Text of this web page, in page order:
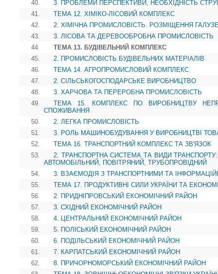
40.
3. ПРОБЛЕМИ ПЕРСПЕКТИВИ, НЕОБХІДНІСТЬ
41.
ТЕМА 12. ХІМІКО-ЛІСОВИЙ КОМПЛЕКС
42.
2. ХІМІЧНА ПРОМИСЛОВІСТЬ. РОЗМІЩЕННЯ
43.
3. ЛІСОВА ТА ДЕРЕВООБРОБНА ПРОМИСЛОВІСТЬ
44.
ТЕМА 13. БУДІВЕЛЬНИЙ КОМПЛЕКС
45.
2. ПРОМИСЛОВІСТЬ БУДІВЕЛЬНИХ МАТЕРІАЛІВ
46.
ТЕМА 14. АГРОПРОМИСЛОВИЙ КОМПЛЕКС
47.
2. СІЛЬСЬКОГОСПОДАРСЬКЕ ВИРОБНИЦТВО
48.
3. ХАРЧОВА ТА ПЕРЕРОБНА ПРОМИСЛОВІСТЬ
49.
ТЕМА 15. КОМПЛЕКС ПО ВИРОБНИЦТВУ
СПОЖИВАННЯ
50.
2. ЛЕГКА ПРОМИСЛОВІСТЬ
51.
3. РОЛЬ МАШИНОБУДУВАННЯ У ВИРОБНИЦТВІ
52.
ТЕМА 16. ТРАНСПОРТНИЙ КОМПЛЕКС ТА ЗВ'ЯЗОК
53.
2. ТРАНСПОРТНА СИСТЕМА ТА ВИДИ
АВТОМОБІЛЬНИЙ, ПОВІТРЯНИЙ, ТРУБОПРОВІДНИЙ
54.
3. ВЗАЄМОДІЯ З ТРАНСПОРТНИМИ ТА
55.
ТЕМА 17. ПРОДУКТИВНІ СИЛИ УКРАЇНИ ТА
56.
2. ПРИДНІПРОВСЬКИЙ ЕКОНОМІЧНИЙ РАЙОН
57.
3. СХІДНИЙ ЕКОНОМІЧНИЙ РАЙОН
58.
4. ЦЕНТРАЛЬНИЙ ЕКОНОМІЧНИЙ РАЙОН
59.
5. ПОЛІСЬКИЙ ЕКОНОМІЧНИЙ РАЙОН
60.
6. ПОДІЛЬСЬКИЙ ЕКОНОМІЧНИЙ РАЙОН
61.
7. КАРПАТСЬКИЙ ЕКОНОМІЧНИЙ РАЙОН
62.
8. ПРИЧОРНОМОРСЬКИЙ ЕКОНОМІЧНИЙ РАЙОН